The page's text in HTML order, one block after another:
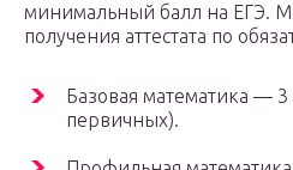
минимальный балл на ЕГЭ.
получения аттестата по
Базовая математика —
первичных).